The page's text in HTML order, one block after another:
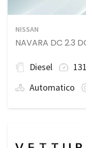
NISSAN
NAVARA DC 2.3
Diesel
Automatico